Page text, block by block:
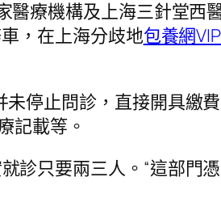
醫療機構及上海三針堂西
，在上海分歧地包養網VIP
停止問診，直接開具繳
記載等。
只要兩三人。“這部門